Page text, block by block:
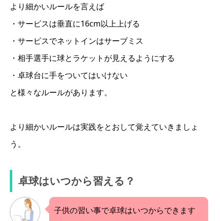
より細かいルールを言えば
・サービスは垂直に16cm以上上げる
・サービスでネットインはサーブミス
・相手選手に球とラケットが見えるようにする
・卓球台に手をついてはいけない
と様々なルールがあります。
より細かいルールは実践をとおして覚えていきましょ
う。
卓球はいつから習える？
子供の習い事で卓球はいつからできます